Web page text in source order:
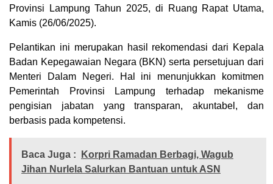
Provinsi Lampung Tahun 2025, di Ruang Rapat Utama,
Kamis (26/06/2025).
Pelantikan ini merupakan hasil rekomendasi dari Kepala
Badan Kepegawaian Negara (BKN) serta persetujuan dari
Menteri Dalam Negeri. Hal ini menunjukkan komitmen
Pemerintah Provinsi Lampung terhadap mekanisme
pengisian jabatan yang transparan, akuntabel, dan
berbasis pada kompetensi.
Baca Juga :
Korpri Ramadan Berbagi, Wagub
Jihan Nurlela Salurkan Bantuan untuk ASN